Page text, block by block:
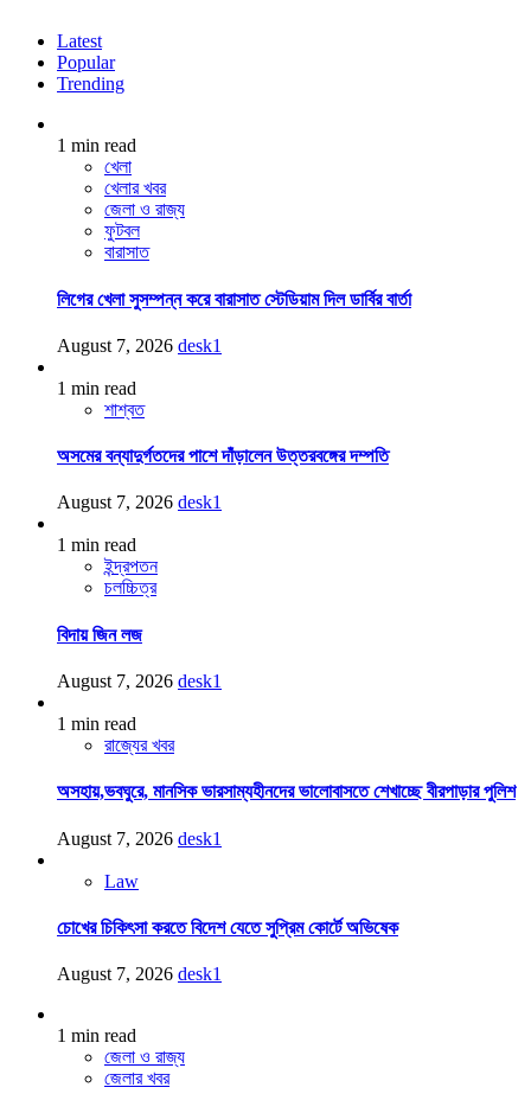
Latest
Popular
Trending
1 min read
খেলা
খেলার খবর
জেলা ও রাজ্য
ফুটবল
বারাসাত
লিগের খেলা সুসম্পন্ন করে বারাসাত স্টেডিয়াম দিল ডার্বির বার্তা
August 7, 2026 desk1
1 min read
শাশ্বত
অসমের বন্যাদুর্গতদের পাশে দাঁড়ালেন উত্তরবঙ্গের দম্পতি
August 7, 2026 desk1
1 min read
ইন্দ্রপতন
চলচ্চিত্র
বিদায় জিন লজ
August 7, 2026 desk1
1 min read
রাজ্যের খবর
অসহায়,ভবঘুরে, মানসিক ভারসাম্যহীনদের ভালোবাসতে শেখাচ্ছে বীরপাড়ার পুলিশ
August 7, 2026 desk1
Law
চোখের চিকিৎসা করতে বিদেশ যেতে সুপ্রিম কোর্টে অভিষেক
August 7, 2026 desk1
1 min read
জেলা ও রাজ্য
জেলার খবর